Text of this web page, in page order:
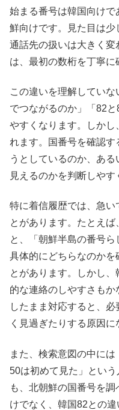
始まる番号は韓国向け
鮮向けです。見た目は
通話先の扱いは大きく変
は、最初の数桁を丁寧に
この違いを理解してい
でつながるのか」「82
やすくなります。しか
れます。国番号を確認
うとしているのか、あ
見えるのかを判断しやす
特に着信履歴では、急い
とがあります。たとえ
と、「朝鮮半島の番号ら
具体的にどちらなのかを
とがあります。しかし
的な連絡のしやすさも
したまま対応すると、
く見過ぎたりする原因に
また、検索意図の中に
50は初めて見た」とい
も、北朝鮮の国番号を
けでなく、韓国82との